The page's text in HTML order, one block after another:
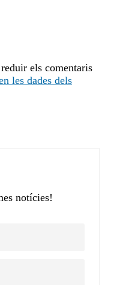
els comentaris
les dades dels
notícies!